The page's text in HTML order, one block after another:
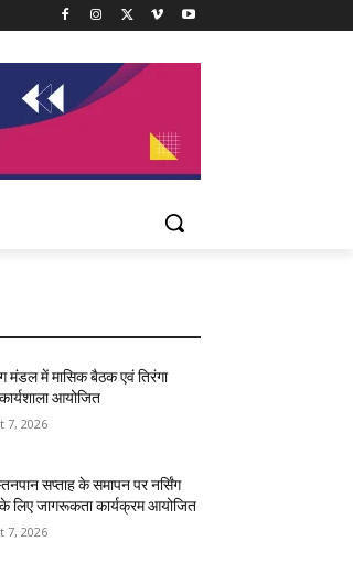
मंडल में मासिक बैठक एवं तिरंगा
आयोजित
7, 2026
सप्ताह के समापन पर नर्सिंग
लिए जागरूकता कार्यक्रम आयोजित
7, 2026